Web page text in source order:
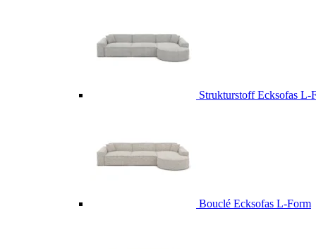
Strukturstoff Ecksofas L-
Bouclé Ecksofas L-Form